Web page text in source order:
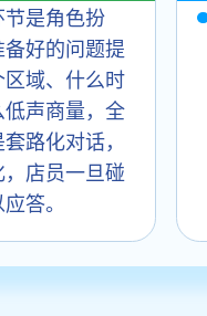
是角色扮
好的问题提
域、什么时
声商量，全
路化对话，
店员一旦碰
答。